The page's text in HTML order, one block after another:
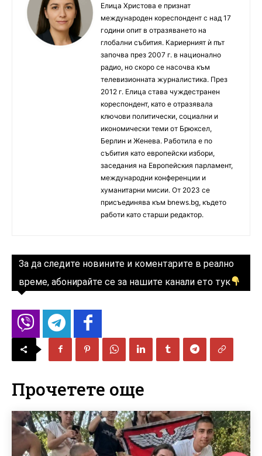
Елица Христова е признат
международен кореспондент с над 17
години опит в отразяването на
глобални събития. Кариерният ѝ път
започва през 2007 г. в национално
радио, но скоро се насочва към
телевизионната журналистика. През
2012 г. Елица става чуждестранен
кореспондент, като е отразявала
ключови политически, социални и
икономически теми от Брюксел,
Берлин и Женева. Работила е по
събития като европейски избори,
заседания на Европейския парламент,
международни конференции и
хуманитарни мисии. От 2023 се
присъединява към bnews.bg, където
работи като старши редактор.
За да следите новините и коментарите в реално
време, абонирайте се за нашите канали ето тук
Прочетете още